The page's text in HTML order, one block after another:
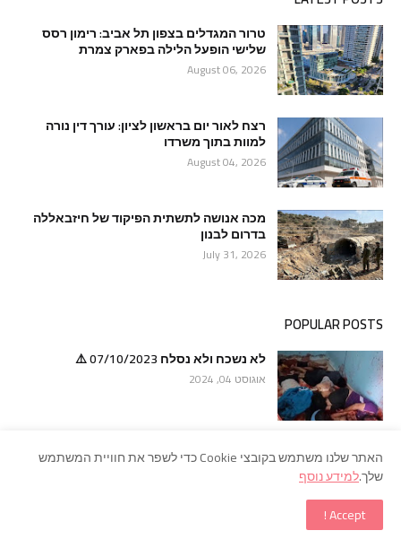
טרור המגדלים בצפון תל אביב: רימון רסס
שלישי הופעל הלילה בפארק צמרת
August 06, 2026
רצח לאור יום בראשון לציון: עורך דין נורה
למוות בתוך משרדו
August 04, 2026
מכה אנושה לתשתית הפיקוד של חיזבאללה
בדרום לבנון
July 31, 2026
POPULAR POSTS
לא נשכח ולא נסלח 07/10/2023 ⚠️
אוגוסט 04, 2024
בשנת 2007, הגנרל האיראני עלי רזה אסגארי
יצא ממלון באיסטנבול – ונעלם. יחד איתו
האתר שלנו משתמש בקובצי Cookie כדי לשפר את חוויית המשתמש
שלך.למידע נוסף
Accept !